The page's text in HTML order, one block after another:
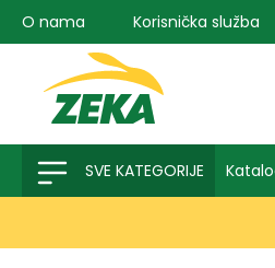
pretragu Preskoči na
O nama Korisnička služba
SVE KATEGORIJE